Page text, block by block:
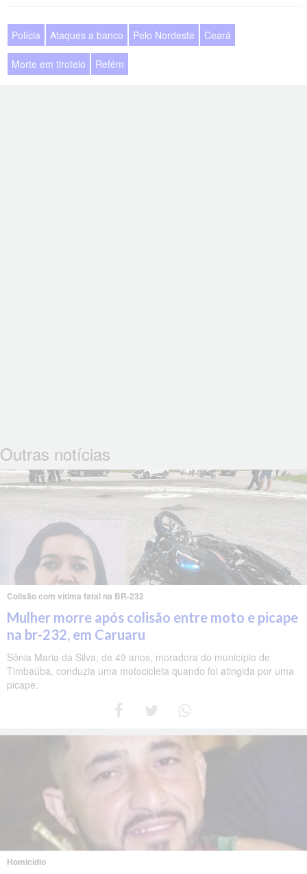
Polícia Ataques a banco Pelo Nordeste Ceará
Morte em tiroteio Refém
Outras notícias
Colisão com vítima fatal na BR-232
Mulher morre após colisão entre moto e picape
na br-232, em Caruaru
Sônia Maria da Silva, de 49 anos, moradora do município de
Timbaúba, conduzia uma motocicleta quando foi atingida por uma
picape.
Homicídio